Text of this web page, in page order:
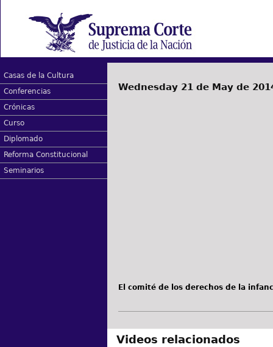
Casas de la Cultura
Conferencias
Crónicas
Curso
Diplomado
Reforma Constitucional
Seminarios
Wednesday 21 de May de
El comité de los derechos de la
Videos relacionados